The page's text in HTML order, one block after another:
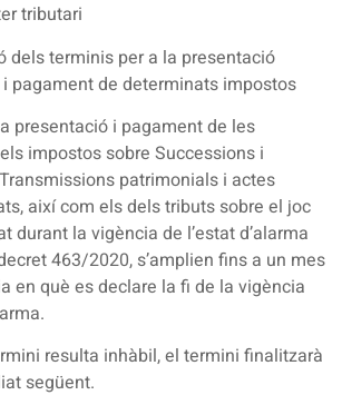
tributari
dels terminis per a la presentació
pagament de determinats impostos
presentació i pagament de les
impostos sobre Successions i
patrimonials i actes
així com els dels tributs sobre el joc
durant la vigència de l’estat d’alarma
463/2020, s’amplien fins a un mes
en què es declare la fi de la vigència
resulta inhàbil, el termini finalitzarà
següent.